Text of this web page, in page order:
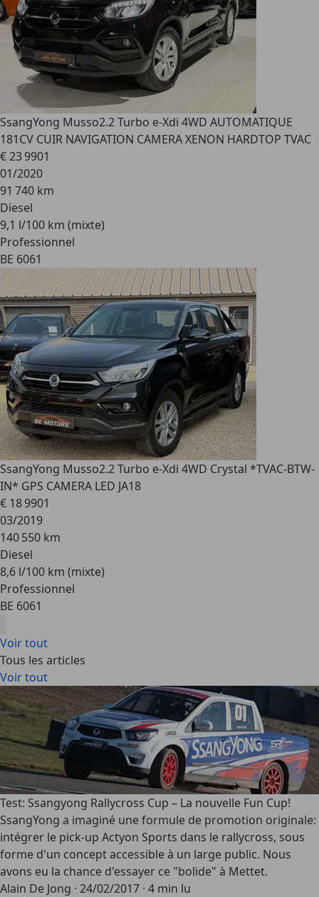
SsangYong Musso2.2 Turbo e-Xdi 4WD AUTOMATIQUE
181CV CUIR NAVIGATION CAMERA XENON HARDTOP TVAC
€ 23 9901
01/2020
91 740 km
Diesel
9,1 l/100 km (mixte)
Professionnel
BE 6061
SsangYong Musso2.2 Turbo e-Xdi 4WD Crystal *TVAC-BTW-
IN* GPS CAMERA LED JA18
€ 18 9901
03/2019
140 550 km
Diesel
8,6 l/100 km (mixte)
Professionnel
BE 6061
Voir tout
Tous les articles
Voir tout
Test: Ssangyong Rallycross Cup – La nouvelle Fun Cup!
SsangYong a imaginé une formule de promotion originale:
intégrer le pick-up Actyon Sports dans le rallycross, sous
forme d'un concept accessible à un large public. Nous
avons eu la chance d'essayer ce "bolide" à Mettet.
Alain De Jong · 24/02/2017 · 4 min lu